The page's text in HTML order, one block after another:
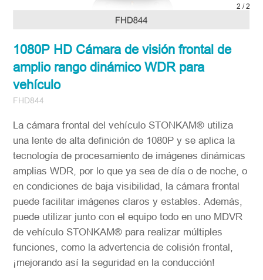
2 /2
1080P HD Cámara de visión frontal de
amplio rango dinámico WDR para
vehículo
FHD844
La cámara frontal del vehículo STONKAM® utiliza
una lente de alta definición de 1080P y se aplica la
tecnología de procesamiento de imágenes dinámicas
amplias WDR, por lo que ya sea de día o de noche, o
en condiciones de baja visibilidad, la cámara frontal
puede facilitar imágenes claros y estables. Además,
puede utilizar junto con el equipo todo en uno MDVR
de vehículo STONKAM® para realizar múltiples
funciones, como la advertencia de colisión frontal,
¡mejorando así la seguridad en la conducción!